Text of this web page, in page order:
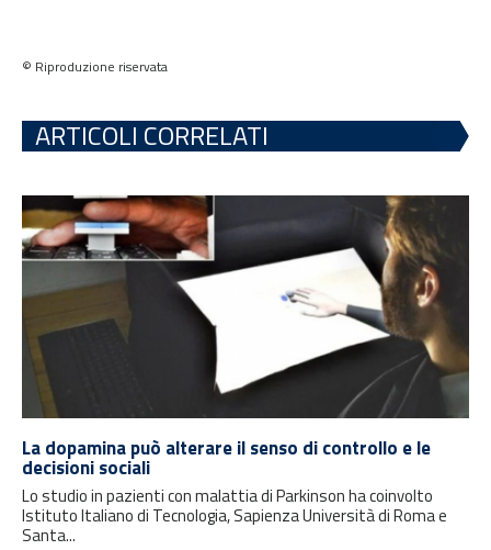
© Riproduzione riservata
ARTICOLI CORRELATI
La dopamina può alterare il senso di controllo e le
decisioni sociali
Lo studio in pazienti con malattia di Parkinson ha coinvolto
Istituto Italiano di Tecnologia, Sapienza Università di Roma e
Santa...